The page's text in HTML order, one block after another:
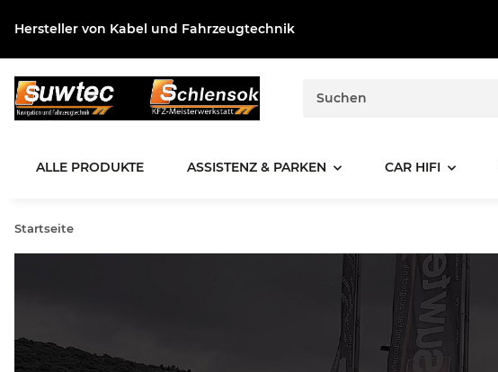
Hersteller von Kabel und Fahrzeugtechnik
ALLE PRODUKTE ASSISTENZ & PARKEN CAR HIFI
Startseite